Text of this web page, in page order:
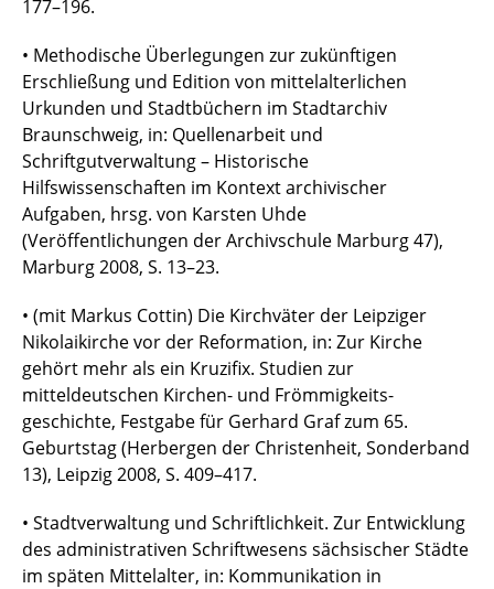
177–196.
• Methodische Überlegungen zur zukünftigen
Erschließung und Edition von mittelalterlichen
Urkunden und Stadtbüchern im Stadtarchiv
Braunschweig, in: Quellenarbeit und
Schriftgutverwaltung – Historische
Hilfswissenschaften im Kontext archivischer
Aufgaben, hrsg. von Karsten Uhde
(Veröffentlichungen der Archivschule Marburg 47),
Marburg 2008, S. 13–23.
• (mit Markus Cottin) Die Kirchväter der Leipziger
Nikolaikirche vor der Reformation, in: Zur Kirche
gehört mehr als ein Kruzifix. Studien zur
mitteldeutschen Kirchen- und Frömmigkeits-
geschichte, Festgabe für Gerhard Graf zum 65.
Geburtstag (Herbergen der Christenheit, Sonderband
13), Leipzig 2008, S. 409–417.
• Stadtverwaltung und Schriftlichkeit. Zur Entwicklung
des administrativen Schriftwesens sächsischer Städte
im späten Mittelalter, in: Kommunikation in